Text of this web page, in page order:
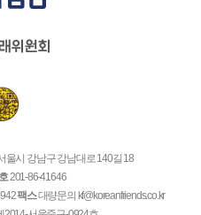
울시 강남구 강남대로 140길 18
201-86-41646
팩스대량문의 kf@koreanfriends.co.kr